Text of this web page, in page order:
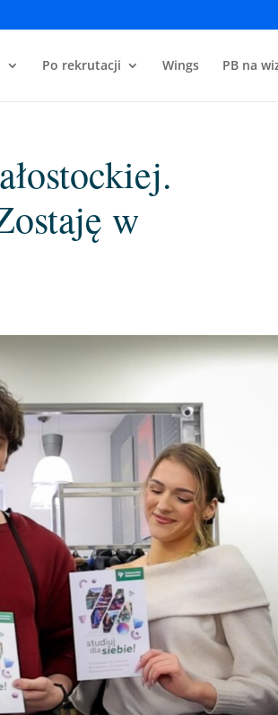
Po rekrutacji Wings PB na
w